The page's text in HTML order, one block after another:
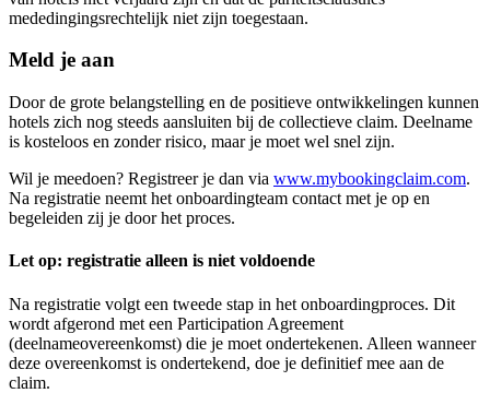
mededingingsrechtelijk niet zijn toegestaan.
Meld je aan
Door de grote belangstelling en de positieve ontwikkelingen kunnen
hotels zich nog steeds aansluiten bij de collectieve claim. Deelname
is kosteloos en zonder risico, maar je moet wel snel zijn.
Wil je meedoen? Registreer je dan via www.mybookingclaim.com.
Na registratie neemt het onboardingteam contact met je op en
begeleiden zij je door het proces.
Let op: registratie alleen is niet voldoende
Na registratie volgt een tweede stap in het onboardingproces. Dit
wordt afgerond met een Participation Agreement
(deelnameovereenkomst) die je moet ondertekenen. Alleen wanneer
deze overeenkomst is ondertekend, doe je definitief mee aan de
claim.